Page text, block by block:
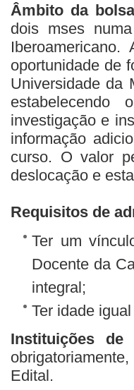
Âmbito da
dois mses
oportunidade de
Universidade da
estabelecendo
investigação e
informação
curso. O valor
deslocação e
Requisitos de
Ter um
Docente da
integral;
Ter idade
Instituições de
Edital.